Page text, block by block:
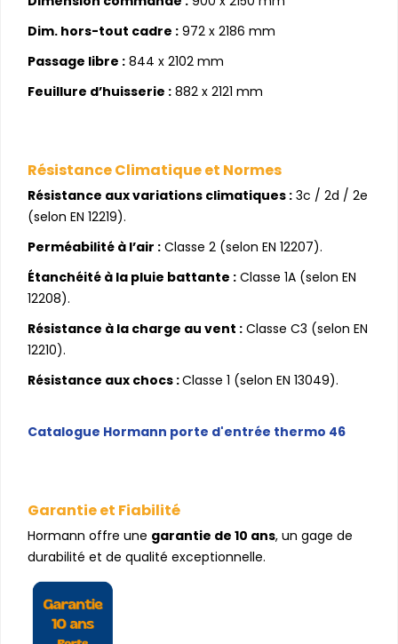
Dim. hors-tout cadre : 972 x 2186 mm
Passage libre : 844 x 2102 mm
Feuillure d’huisserie : 882 x 2121 mm
Résistance Climatique et Normes
Résistance aux variations climatiques : 3c / 2d / 2e
(selon EN 12219).
Perméabilité à l’air : Classe 2 (selon EN 12207).
Étanchéité à la pluie battante : Classe 1A (selon EN
12208).
Résistance à la charge au vent : Classe C3 (selon EN
12210).
Résistance aux chocs :Classe 1 (selon EN 13049).
Catalogue Hormann porte d'entrée thermo 46
Garantie et Fiabilité
Hormann offre une garantie de 10 ans, un gage de
durabilité et de qualité exceptionnelle.